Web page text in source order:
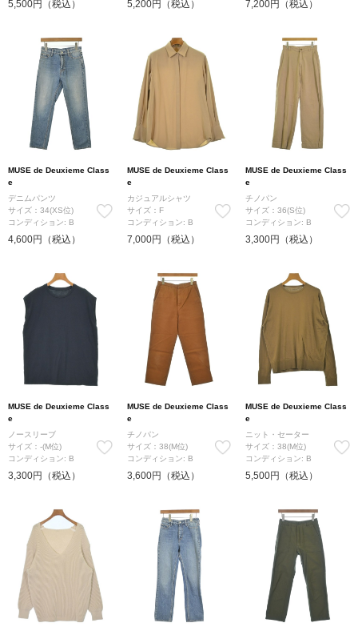
5,500円（税込） 5,200円（税込） 7,200円（税込）
MUSE de Deuxieme Class
e
デニムパンツ
サイズ：34(XS位)
コンディション: B
4,600円（税込）
MUSE de Deuxieme Class
e
カジュアルシャツ
サイズ：F
コンディション: B
7,000円（税込）
MUSE de Deuxieme Class
e
チノパン
サイズ：36(S位)
コンディション: B
3,300円（税込）
MUSE de Deuxieme Class
e
ノースリーブ
サイズ：-(M位)
コンディション: B
3,300円（税込）
MUSE de Deuxieme Class
e
チノパン
サイズ：38(M位)
コンディション: B
3,600円（税込）
MUSE de Deuxieme Class
e
ニット・セーター
サイズ：38(M位)
コンディション: B
5,500円（税込）